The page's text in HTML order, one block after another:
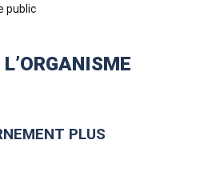
public
PLUS